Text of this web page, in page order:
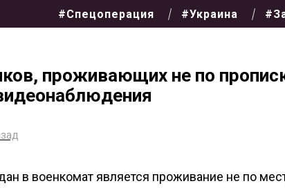
#Спецоперация #Украина
проживающих не по
в военкомат является проживание не по